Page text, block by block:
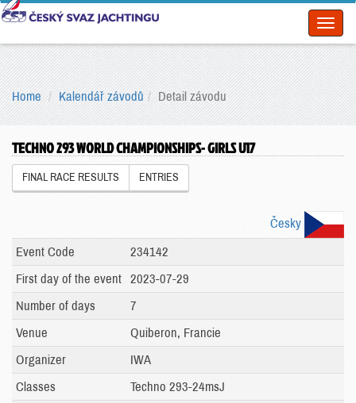
Home Kalendář závodů Detail závodu
TECHNO 293 WORLD CHAMPIONSHIPS- GIRLS U17
FINAL RACE RESULTS ENTRIES
Česky
Event Code
234142
First day of the event
2023-07-29
Number of days
7
Venue
Quiberon, Francie
Organizer
IWA
Classes
Techno 293-24msJ